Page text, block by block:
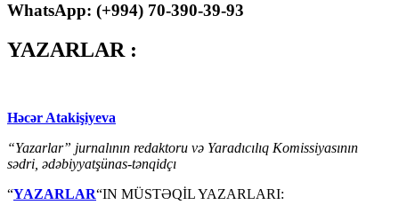
WhatsApp: (+994) 70-390-39-93
YAZARLAR :
Həcər Atakişiyeva
“Yazarlar” jurnalının redaktoru və Yaradıcılıq Komissiyasının
sədri, ədəbiyyatşünas-tənqidçı
“YAZARLAR“IN MÜSTƏQİL YAZARLARI: